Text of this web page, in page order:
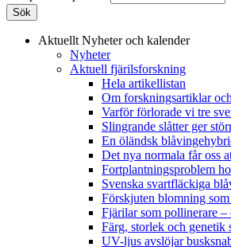
Aktuellt Nyheter och kalender
Nyheter
Aktuell fjärilsforskning
Hela artikellistan
Om forskningsartiklar
Varför förlorade vi tre
Slingrande slåtter ger
En öländsk
Det nya normala får oss
Fortplantningsproblem
Svenska svartfläckiga
Förskjuten blomning
Fjärilar som pollinerare –
Färg, storlek och
UV-ljus avslöjar